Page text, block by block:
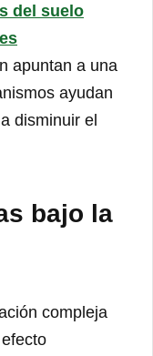
del suelo
apuntan a una
ayudan
disminuir el
bajo la
compleja